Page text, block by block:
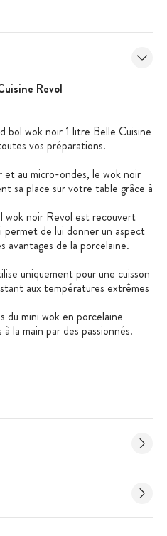
Revol
bol wok noir 1 litre Belle Cuisine
vos préparations.
et au micro-ondes, le wok noir
sa place sur votre table grâce à
wok noir Revol est recouvert
permet de lui donner un aspect
de la porcelaine.
uniquement pour une cuisson
aux températures extrêmes
du mini wok en porcelaine
la main par des passionnés.
dans sa cuisine. En porcelaine
la collection Belle Cuisine sont
accompagner dans toutes